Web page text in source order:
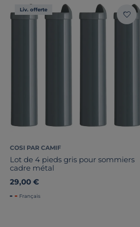
Liv. offerte
COSI PAR CAMIF
Lot de 4 pieds gris pour sommiers
cadre métal
29,00 €
Français